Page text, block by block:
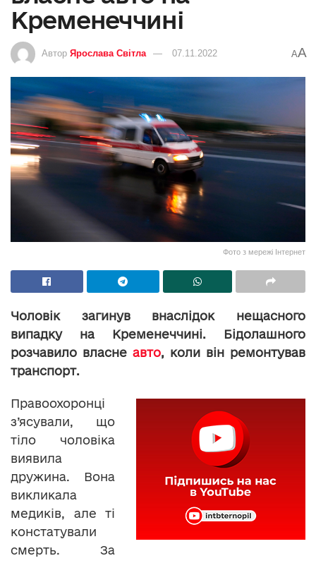
Кременеччині
Автор Ярослава Світла 07.11.2022 AA
Фото з мережі Інтернет
Чоловік загинув внаслідок нещасного
випадку на Кременеччині. Бідолашного
розчавило власне авто, коли він ремонтував
транспорт.
Правоохоронці
з’ясували, що
тіло чоловіка
виявила
дружина. Вона
викликала
медиків, але ті
констатували
смерть. За